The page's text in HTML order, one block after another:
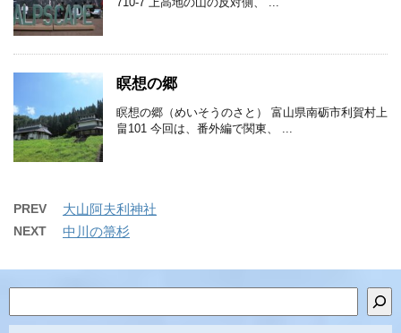
瞑想の郷
瞑想の郷（めいそうのさと） 富山県南砺市利賀村上
畠101 今回は、番外編で関東、 ...
PREV 大山阿夫利神社
NEXT 中川の箒杉